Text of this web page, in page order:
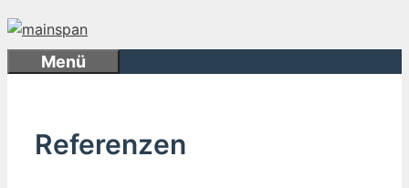
Zum
Inhalt
springenMenü
Referenzen